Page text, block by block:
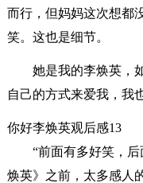
而行，但妈妈这次想都
笑。这也是细节。
她是我的李焕英，
自己的方式来爱我，我
你好李焕英观后感13
“前面有多好笑，
焕英》之前，太多感人